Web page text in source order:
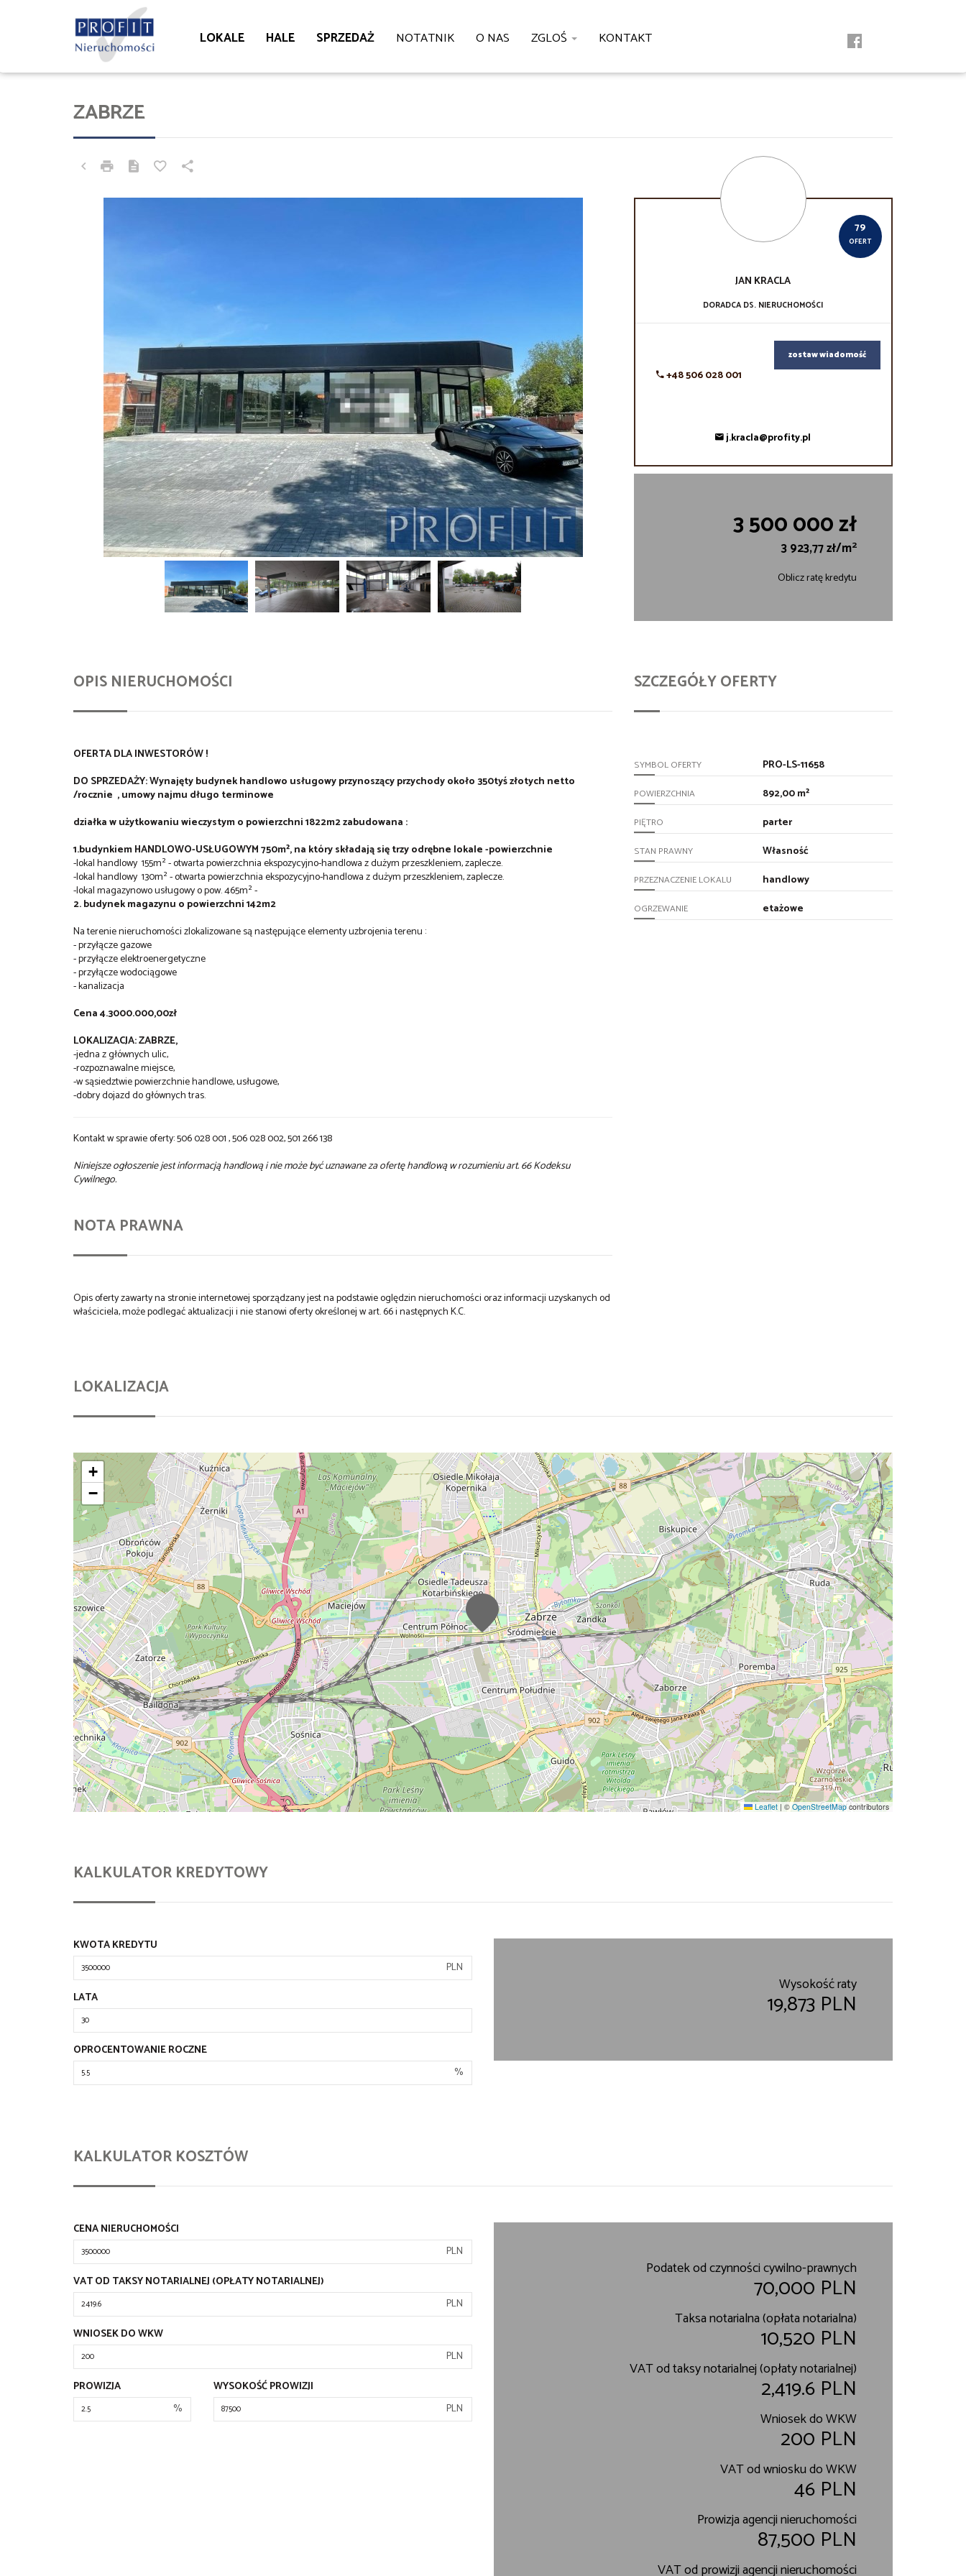
LOKALE HALE SPRZEDAŻ NOTATNIK O NAS ZGLOŚ KONTAKT
ZABRZE
79
OFERT
JAN KRACLA
DORADCA DS. NIERUCHOMOŚCI
+48 506 028 001
zostaw wiadomość
j.kracla@profity.pl
3 500 000 zł
3 923,77 zł/m2
Oblicz ratę kredytu
OPIS NIERUCHOMOŚCI
OFERTA DLA INWESTORÓW !
DO SPRZEDAŻY: Wynajęty budynek handlowo usługowy przynoszący przychody około 350tyś złotych netto
/rocznie , umowy najmu długo terminowe
działka w użytkowaniu wieczystym o powierzchni 1822m2 zabudowana :
1.budynkiemHANDLOWO-USŁUGOWYM 750m², na który składają się trzy odrębne lokale -powierzchnie
-lokal handlowy 155m² - otwarta powierzchnia ekspozycyjno-handlowa z dużym przeszkleniem, zaplecze.
-lokal handlowy 130m² - otwarta powierzchnia ekspozycyjno-handlowa z dużym przeszkleniem, zaplecze.
-lokal magazynowo usługowy o pow. 465m² -
2. budynek magazynu o powierzchni 142m2
Na terenie nieruchomości zlokalizowane są następujące elementy uzbrojenia terenu :
- przyłącze gazowe
- przyłącze elektroenergetyczne
- przyłącze wodociągowe
- kanalizacja
Cena 4.3000.000,00zł
LOKALIZACJA: ZABRZE,
-jedna z głównych ulic,
-rozpoznawalne miejsce,
-w sąsiedztwie powierzchnie handlowe, usługowe,
-dobry dojazd do głównych tras.
Kontakt w sprawie oferty: 506 028 001 , 506 028 002, 501 266 138
Niniejsze ogłoszenie jest informacją handlową i nie może być uznawane za ofertę handlową w rozumieniu art. 66 Kodeksu
Cywilnego.
NOTA PRAWNA
Opis oferty zawarty na stronie internetowej sporządzany jest na podstawie oględzin nieruchomości oraz informacji uzyskanych od
właściciela, może podlegać aktualizacji i nie stanowi oferty określonej w art. 66 i następnych K.C.
SZCZEGÓŁY OFERTY
SYMBOL OFERTY PRO-LS-11658
POWIERZCHNIA 892,00 m²
PIĘTRO parter
STAN PRAWNY Własność
PRZEZNACZENIE LOKALU handlowy
OGRZEWANIE etażowe
LOKALIZACJA
+
−
Leaflet | © OpenStreetMapcontributors
KALKULATOR KREDYTOWY
KWOTA KREDYTU
PLN
LATA
OPROCENTOWANIE ROCZNE
%
Wysokość raty
19,873 PLN
KALKULATOR KOSZTÓW
CENA NIERUCHOMOŚCI
PLN
VAT OD TAKSY NOTARIALNEJ (OPŁATY NOTARIALNEJ)
PLN
WNIOSEK DO WKW
PLN
PROWIZJA
%
WYSOKOŚĆ PROWIZJI
PLN
Podatek od czynności cywilno-prawnych
70,000 PLN
Taksa notarialna (opłata notarialna)
10,520 PLN
VAT od taksy notarialnej (opłaty notarialnej)
2,419.6 PLN
Wniosek do WKW
200 PLN
VAT od wniosku do WKW
46 PLN
Prowizja agencji nieruchomości
87,500 PLN
VAT od prowizji agencji nieruchomości